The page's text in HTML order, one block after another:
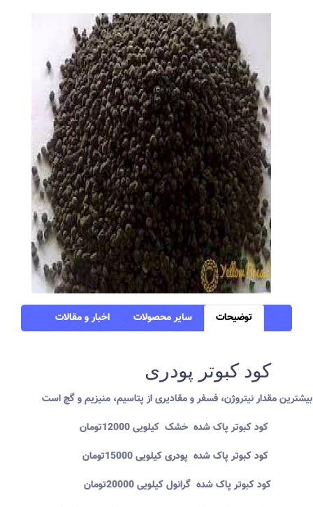
توضیحات سایر محصولات اخبار و مقالات
کود کبوتر پودری
کود کبوتر پاک شده گرانول کیلویی 20000تومان